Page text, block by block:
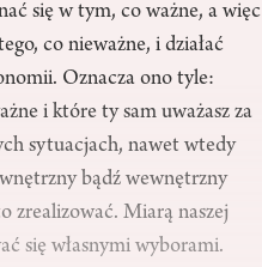
się w tym, co ważne, a więc
co nieważne, i działać
Oznacza ono tyle:
i które ty sam uważasz za
sytuacjach, nawet wtedy
bądź wewnętrzny
zrealizować. Miarą naszej
się własnymi wyborami.